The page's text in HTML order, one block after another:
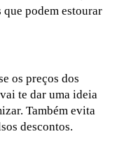
podem estourar
os preços dos
te dar uma ideia
Também evita
descontos.